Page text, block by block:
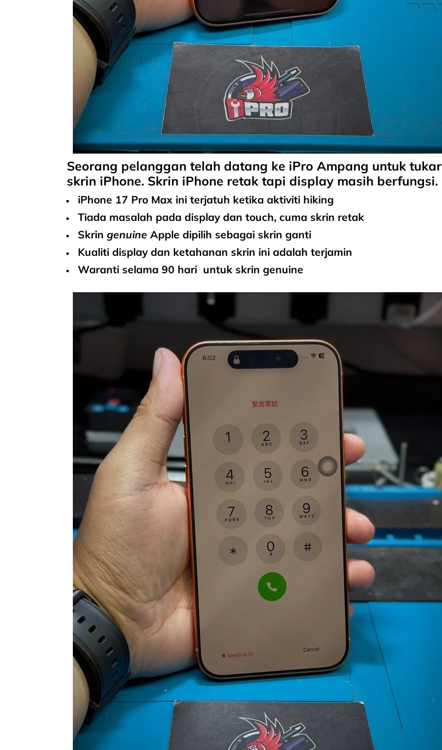
Seorang pelanggan telah datang ke iPro Ampang untuk tukar
skrin iPhone. Skrin iPhone retak tapi display masih berfungsi.
iPhone 17 Pro Max ini terjatuh ketika aktiviti hiking
Tiada masalah pada display dan touch, cuma skrin retak
Skringenuine Apple dipilih sebagai skrin ganti
Kualiti display dan ketahanan skrin ini adalahterjamin
Waranti selama 90 hari untuk skrin genuine